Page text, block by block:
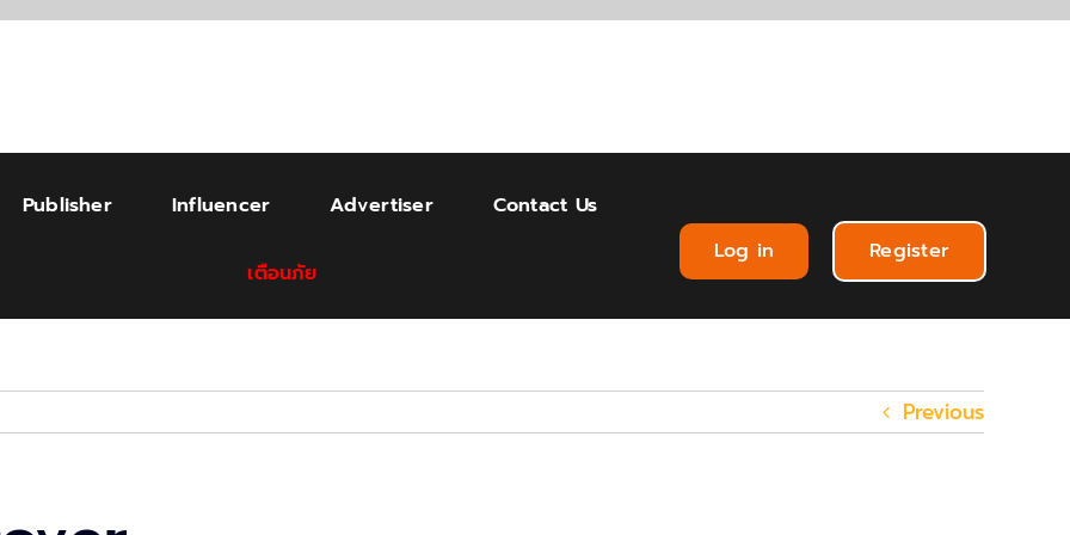
Publisher Influencer Advertiser Contact Us
เตือนภัย
Log in Register
Previous